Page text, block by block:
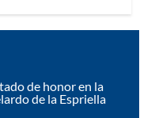
de honor en la
de la Espriella